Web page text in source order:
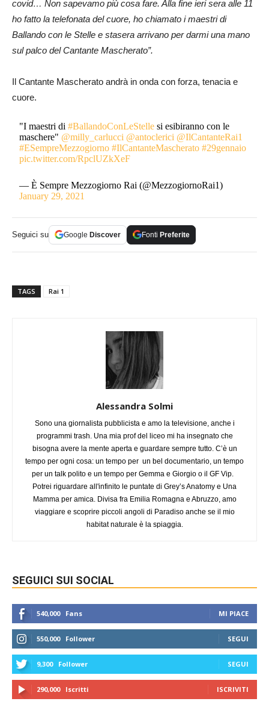
covid… Non sapevamo più cosa fare. Alla fine ieri sera alle 11
ho fatto la telefonata del cuore, ho chiamato i maestri di
Ballando con le Stelle e stasera arrivano per darmi una mano
sul palco del Cantante Mascherato”.
Il Cantante Mascherato andrà in onda con forza, tenacia e
cuore.
"I maestri di#BallandoConLeStelle si esibiranno con le
maschere" @milly_carlucci @antoclerici @IlCantanteRai1
#ESempreMezzogiorno #IlCantanteMascherato #29gennaio
pic.twitter.com/RpclUZkXeF
— È Sempre Mezzogiorno Rai (@MezzogiornoRai1)
January 29, 2021
Seguici su Google Discover Fonti Preferite
TAGS Rai 1
Alessandra Solmi
Sono una giornalista pubblicista e amo la televisione, anche i
programmi trash. Una mia prof del liceo mi ha insegnato che
bisogna avere la mente aperta e guardare sempre tutto. C’è un
tempo per ogni cosa: un tempo per un bel documentario, un tempo
per un talk polito e un tempo per Gemma e Giorgio o il GF Vip.
Potrei riguardare all'infinito le puntate di Grey’s Anatomy e Una
Mamma per amica. Divisa fra Emilia Romagna e Abruzzo, amo
viaggiare e scoprire piccoli angoli di Paradiso anche se il mio
habitat naturale è la spiaggia.
SEGUICI SUI SOCIAL
540,000 Fans MI PIACE
550,000 Follower SEGUI
9,300 Follower SEGUI
290,000 Iscritti ISCRIVITI